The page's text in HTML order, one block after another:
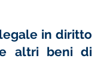
in diritto
altri beni di